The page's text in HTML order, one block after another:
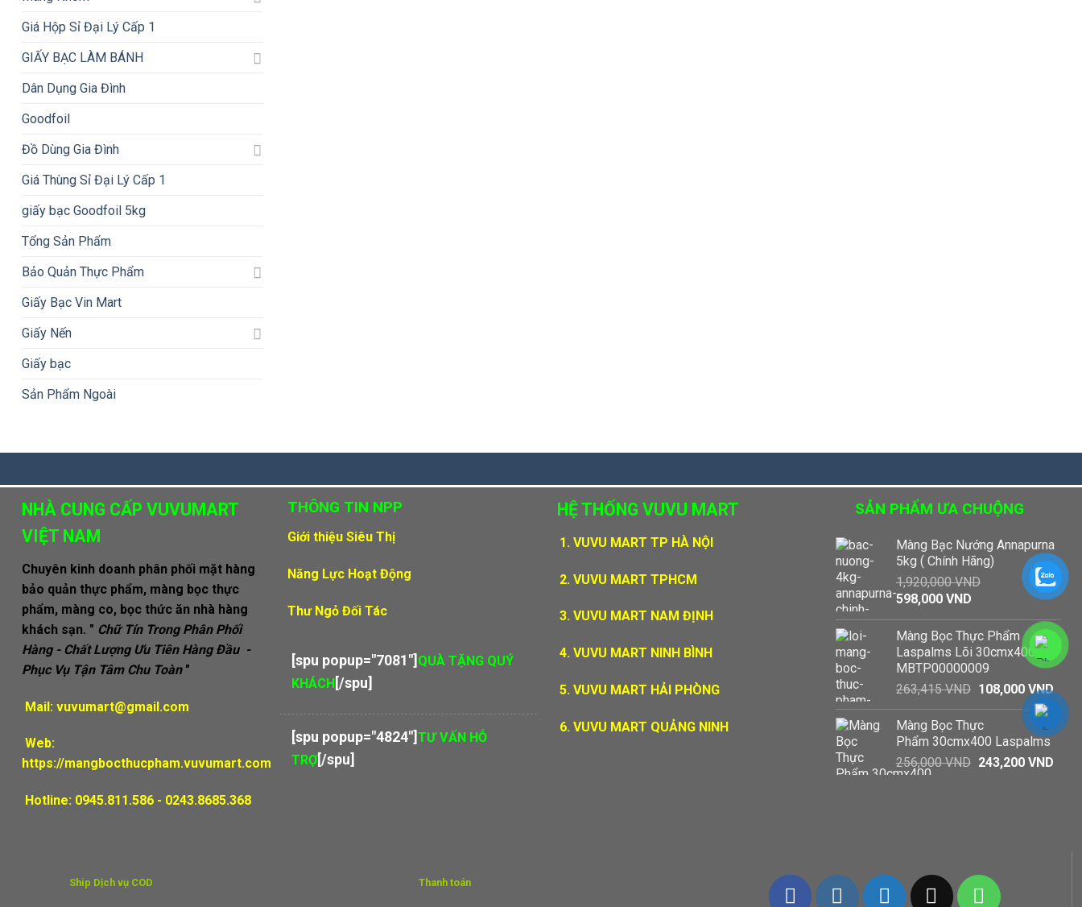
Giá Hộp Sỉ Đại Lý Cấp 1
GIẤY BẠC LÀM BÁNH
Dân Dụng Gia Đình
Goodfoil
Đồ Dùng Gia Đình
Giá Thùng Sỉ Đại Lý Cấp 1
giấy bạc Goodfoil 5kg
Tổng Sản Phẩm
Bảo Quản Thực Phẩm
Giấy Bạc Vin Mart
Giấy Nến
Giấy bạc
Sản Phẩm Ngoài
NHÀ CUNG CẤP VUVUMART
VIỆT NAM
Chuyên kinh doanh phân phối mặt hàng
bảo quản thực phẩm, màng bọc thực
phẩm, màng co, bọc thức ăn nhà hàng
khách sạn. " Chữ Tín Trong Phân Phối
Hàng - Chất Lượng Ưu Tiên Hàng Đầu -
Phục Vụ Tận Tâm Chu Toàn"
Mail: vuvumart@gmail.com
Web:
https://mangbocthucpham.vuvumart.com
Hotline: 0945.811.586 - 0243.8685.368
THÔNG TIN NPP
Giới thiệu Siêu Thị
Năng Lực Hoạt Động
Thư Ngỏ Đối Tác
[spu popup="7081"] QUÀ TẶNG QUÝ
KHÁCH [/spu]
[spu popup="4824"] TƯ VẤN HỖ
TRỢ[/spu]
HỆ THỐNG VUVU MART
1. VUVU MART TP HÀ NỘI
2. VUVU MART TPHCM
3. VUVU MART NAM ĐỊNH
4. VUVU MART NINH BÌNH
5. VUVU MART HẢI PHÒNG
6. VUVU MART QUẢNG NINH
SẢN PHẨM ƯA CHUỘNG
Màng Bạc Nướng Annapurna
5kg ( Chính Hãng)
1,920,000VND
Giá
là:
1,920,000 VND.
598,000 VNDGiá
tại
là:
598,000 VND.
Màng Bọc Thực Phẩm
Laspalms Lõi 30cmx400 -
MBTP00000009
263,415VND Giá
là:
263,415 VND.
108,000 VNDGiá
hiện
tại
là:
Màng Bọc Thực
Phẩm 30cmx400 Laspalms
256,000VND Giá
243,200 VNDGiá
Ship Dịch vụ COD Thanh toán